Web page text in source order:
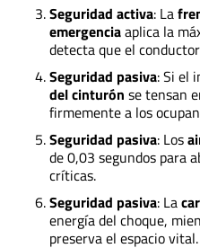
Seguridad activa: La
emergenciaaplica la
detecta que el
Seguridad pasiva: Si el
del cinturón se tensan
firmemente a los
Seguridad pasiva: Los
de 0,03 segundos para
críticas.
Seguridad pasiva: La
energía del choque,
preserva el espacio vital.